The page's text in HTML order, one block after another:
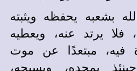
بشعبه يحفظه ويثبته
فلا يرتد عنه، ويعطيه
فيه، مبتعدًا عن موت
يمجده، ويسبحه،